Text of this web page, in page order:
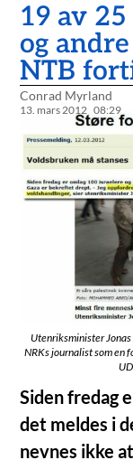
19 av
og
NTB
Conrad Myrland
13. mars 2012 08:29
Utenriksminister
NRKs journalist som en
Siden fredag
det meldes i
nevnes ikke